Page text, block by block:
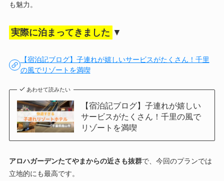
も魅力。
実際に泊まってきました ▼
【宿泊記ブログ】子連れが嬉しいサービスがたくさん！千里
の風でリゾートを満喫
あわせて読みたい
【宿泊記ブログ】子連れが嬉しい
サービスがたくさん！千里の風で
リゾートを満喫
アロハガーデンたてやまからの近さも抜群で、今回のプランでは
立地的にも最高です。